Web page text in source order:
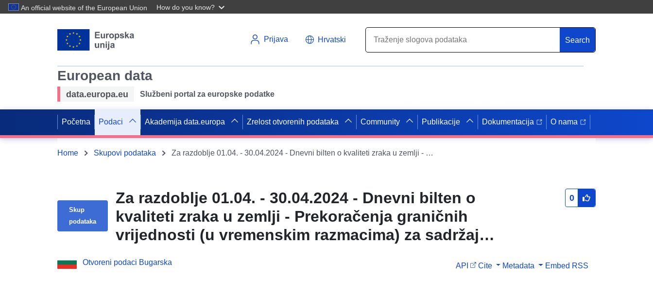
An official website of the European Union How do you know?
Prijava Hrvatski Search
European data
data.europa.eu Službeni portal za europske podatke
Početna Podaci Akademija data.europa Zrelost otvorenih podataka Community Publikacije Dokumentacija O nama
Home Skupovi podataka Za razdoblje 01.04. - 30.04.2024 - Dnevni bilten o kvaliteti zraka u zemlji - Prekoračenja graničnih vrijednosti (u vremenskim razmacima) za sadržaj štetnih tvari u zraku za razdoblje od 00:00 sati do 24:00 sata
Skup
podataka
Za razdoblje 01.04. - 30.04.2024 - Dnevni bilten o
kvaliteti zraka u zemlji - Prekoračenja graničnih
vrijednosti (u vremenskim razmacima) za sadržaj
24:00 sata
0
Otvoreni podaci Bugarska API Cite Metadata Embed RSS